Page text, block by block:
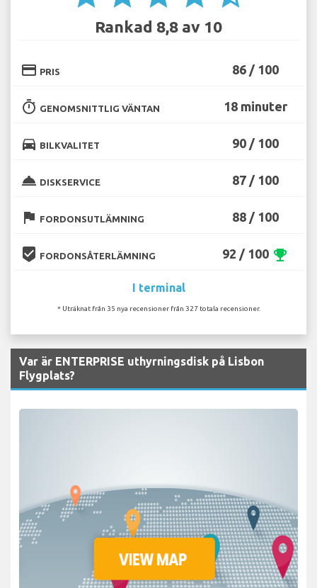
Rankad 8,8 av 10
credit_card PRIS 86 / 100
timer GENOMSNITTLIG VÄNTAN 18 minuter
directions_car BILKVALITET 90 / 100
room_service DISKSERVICE 87 / 100
flag FORDONSUTLÄMNING 88 / 100
beenhere FORDONSÅTERLÄMNING 92 / 100 emoji_events
I terminal
* Uträknat från 35 nya recensioner från 327 totala recensioner.
Var är ENTERPRISE uthyrningsdisk på Lisbon
Flygplats?